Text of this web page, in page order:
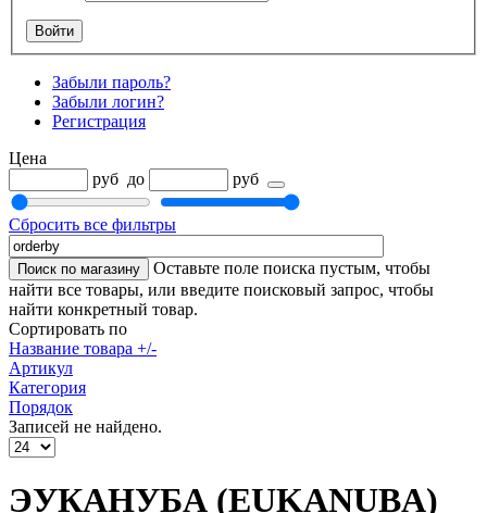
Забыли пароль?
Забыли логин?
Регистрация
Цена
руб до руб
Сбросить все фильтры
Оставьте поле поиска пустым, чтобы
найти все товары, или введите поисковый запрос, чтобы
найти конкретный товар.
Сортировать по
Название товара +/-
Артикул
Категория
Порядок
Записей не найдено.
ЭУКАНУБА (EUKANUBA)